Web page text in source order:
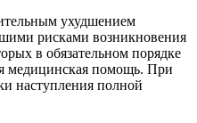
ухудшением
рисками возникновения
в обязательном порядке
медицинская помощь. При
наступления полной